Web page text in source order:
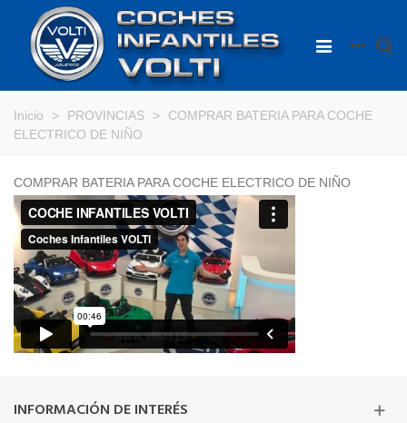
Inicio > PROVINCIAS >
COMPRAR BATERIA PARA COCHE
ELECTRICO DE NIÑO
COMPRAR BATERIA PARA COCHE ELECTRICO DE NIÑO
INFORMACIÓN DE INTERÉS